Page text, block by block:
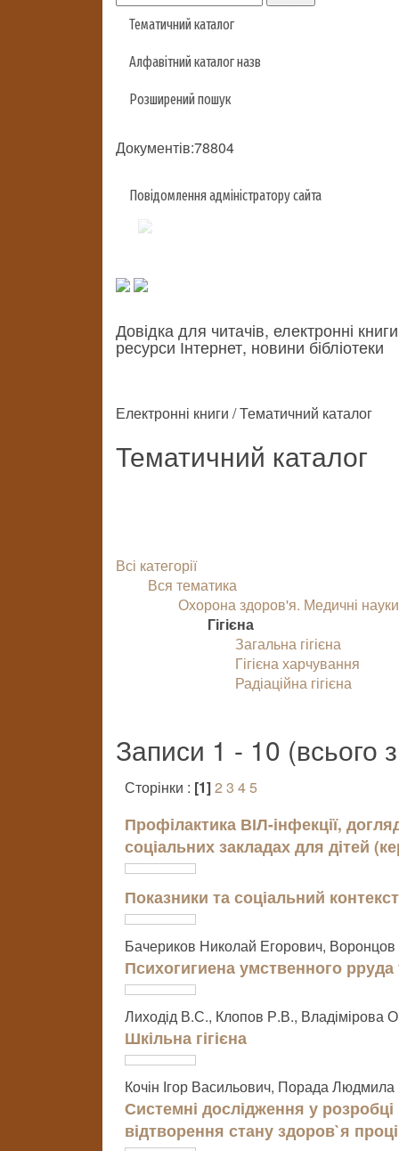
Тематичний каталог
Алфавітний каталог назв
Розширений пошук
Документів:78804
Повідомлення адміністратору сайта
Довідка для читачів, електронні
ресурси Інтернет, новини бібліотеки
Електронні книги / Тематичний каталог
Тематичний каталог
Всі категорії
Вся тематика
Охорона здоров'я. Медичні науки
Гігієна
Загальна гігієна
Гігієна харчування
Радіаційна гігієна
Записи 1 - 10 (всього
Сторінки : [1]2 3 45
Профілактика ВІЛ-інфекції,
соціальних закладах для дітей
Показники та соціальний
Бачериков Николай Егорович,
Психогигиена умственного
Лиходід В.С., Клопов Р.В., Владімірова
Шкільна гігієна
Кочін Ігор Васильович, Порада
Системні дослідження у
відтворення стану здоров`я